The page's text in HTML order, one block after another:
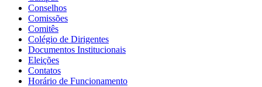
Conselhos
Comissões
Comitês
Colégio de Dirigentes
Documentos Institucionais
Eleições
Contatos
Horário de Funcionamento